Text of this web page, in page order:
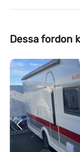
Dessa fordon